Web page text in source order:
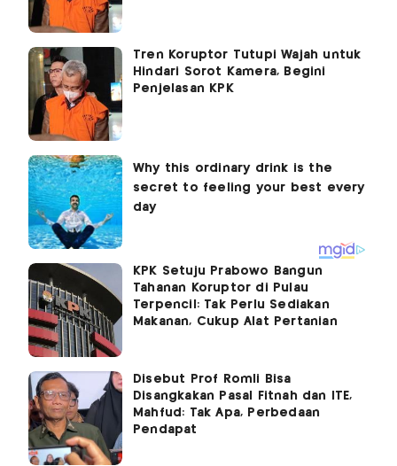
Tren Koruptor Tutupi Wajah untuk
Hindari Sorot Kamera, Begini
Penjelasan KPK
KPK Setuju Prabowo Bangun
Tahanan Koruptor di Pulau
Terpencil: Tak Perlu Sediakan
Makanan, Cukup Alat Pertanian
Disebut Prof Romli Bisa
Disangkakan Pasal Fitnah dan ITE,
Mahfud: Tak Apa, Perbedaan
Pendapat